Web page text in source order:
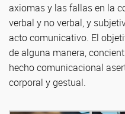
axiomas y las fallas en la
verbal y no verbal, y
acto comunicativo. El
de alguna manera,
hecho comunicacional
corporal y gestual.